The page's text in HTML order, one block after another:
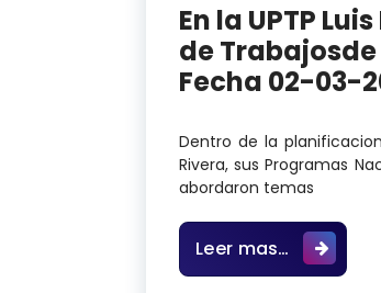
En la UPTP
de
Fecha 02-03-
Dentro de la
Rivera, sus Programas
abordaron temas
Leer mas… En la